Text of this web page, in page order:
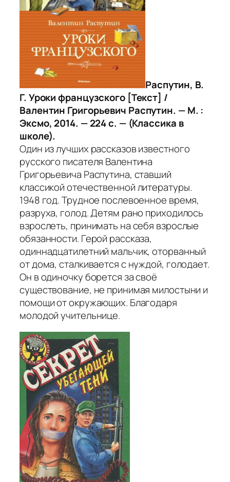
Распутин, В.
Г. Уроки французского [Текст] /
Валентин Григорьевич Распутин. — М. :
Эксмо, 2014. — 224 с. — (Классика в
школе).
Один из лучших рассказов известного
русского писателя Валентина
Григорьевича Распутина, ставший
классикой отечественной литературы.
1948 год. Трудное послевоенное время,
разруха, голод. Детям рано приходилось
взрослеть, принимать на себя взрослые
обязанности. Герой рассказа,
одиннадцатилетний мальчик, оторванный
от дома, сталкивается с нуждой, голодает.
Он в одиночку борется за своё
существование, не принимая милостыни и
помощи от окружающих. Благодаря
молодой учительнице.